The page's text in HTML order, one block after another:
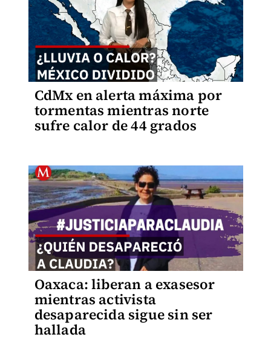
CdMx en alerta máxima por
tormentas mientras norte
sufre calor de 44 grados
Oaxaca: liberan a exasesor
mientras activista
desaparecida sigue sin ser
hallada